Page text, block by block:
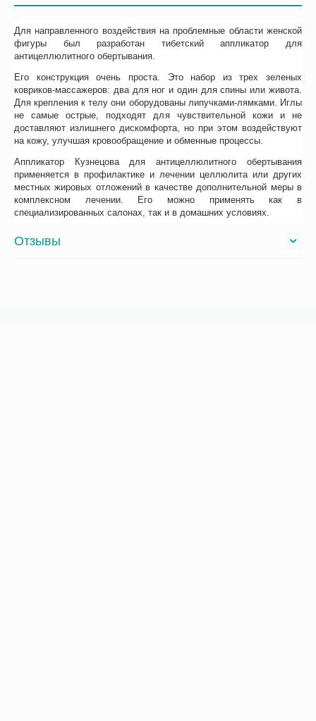
Для направленного воздействия на проблемные области женской
фигуры был разработан тибетский аппликатор для
антицеллюлитного обертывания.
Его конструкция очень проста. Это набор из трех зеленых
ковриков-массажеров: два для ног и один для спины или живота.
Для крепления к телу они оборудованы липучками-лямками. Иглы
не самые острые, подходят для чувствительной кожи и не
доставляют излишнего дискомфорта, но при этом воздействуют
на кожу, улучшая кровообращение и обменные процессы.
Аппликатор Кузнецова для антицеллюлитного обертывания
применяется в профилактике и лечении целлюлита или других
местных жировых отложений в качестве дополнительной меры в
комплексном лечении. Его можно применять как в
специализированных салонах, так и в домашних условиях.
Отзывы